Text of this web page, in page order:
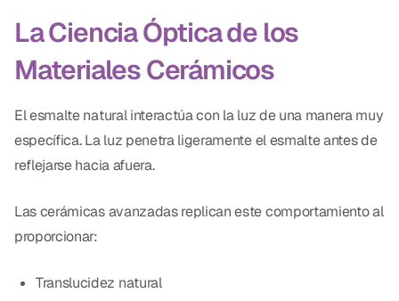
La Ciencia Óptica de los
Materiales Cerámicos
El esmalte natural interactúa con la luz de una manera muy
específica. La luz penetra ligeramente el esmalte antes de
reflejarse hacia afuera.
Las cerámicas avanzadas replican este comportamiento al
proporcionar:
Translucidez natural